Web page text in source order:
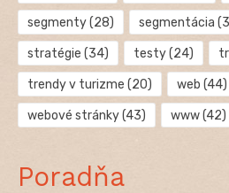
segmenty(28) segmentácia
stratégie (34) testy(24)
trendy v turizme (20) web (44)
webové stránky(43) www(42)
Poradňa